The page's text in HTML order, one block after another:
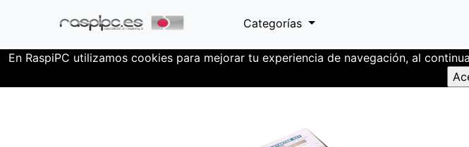
En RaspiPC utilizamos cookies para mejorar tu experiencia de navegación, al
Categorías
Conexiones Prototipado Arduino Starter Kit Original Español